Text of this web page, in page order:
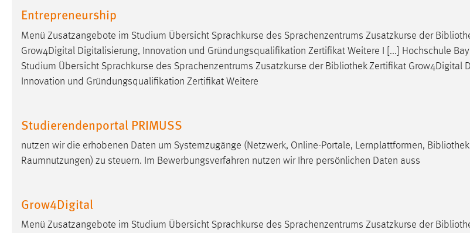
Entrepreneurship
Menü Zusatzangebote im Studium Übersicht Sprachkurse des Sprachenzentrums Zusatzkurse der
Grow4Digital Digitalisierung, Innovation und Gründungsqualifikation Zertifikat Weitere I [...] Hochschule
Studium Übersicht Sprachkurse des Sprachenzentrums Zusatzkurse der BibliothekZertifikat Grow4Digital
Innovation und Gründungsqualifikation Zertifikat Weitere
Studierendenportal PRIMUSS
nutzen wir die erhobenen Daten um Systemzugänge (Netzwerk, Online-Portale, Lernplattformen,
Raumnutzungen) zu steuern. Im Bewerbungsverfahren nutzen wir Ihre persönlichen Daten auss
Grow4Digital
Menü Zusatzangebote im Studium Übersicht Sprachkurse des Sprachenzentrums Zusatzkurse der
Website erforderlich.
Einverständnis
Name: cookie_consent
Dieser Cookie speichert die
Cookie Laufzeit:
in diesem Cookie gespeichert, ob man